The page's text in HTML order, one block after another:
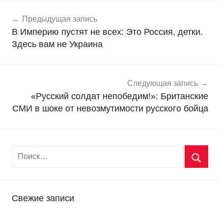
о
в
о
по
записям
Предыдущая запись
В Империю пустят не всех: Это Россия, детки.
Здесь вам не Украина
Следующая запись
«Русский солдат непобедим!»: Британские
СМИ в шоке от невозмутимости русского бойца
Свежие записи